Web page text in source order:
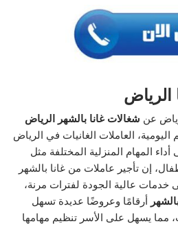
الرياض
عن شغالات غانا بالشهر الرياض
اليومية، العاملات الغانيات في الرياض
المهام المنزلية المختلفة مثل
إن تأجير عاملات من غانا بالشهر
عالية الجودة لفترات مرنة،
أرقامًا وعروضًا عديدة تسهل
مما يسهل على الأسر تنظيم مهامها